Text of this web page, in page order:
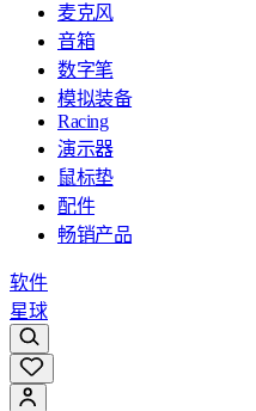
麦克风
音箱
数字笔
模拟装备
Racing
演示器
鼠标垫
配件
畅销产品
软件
星球